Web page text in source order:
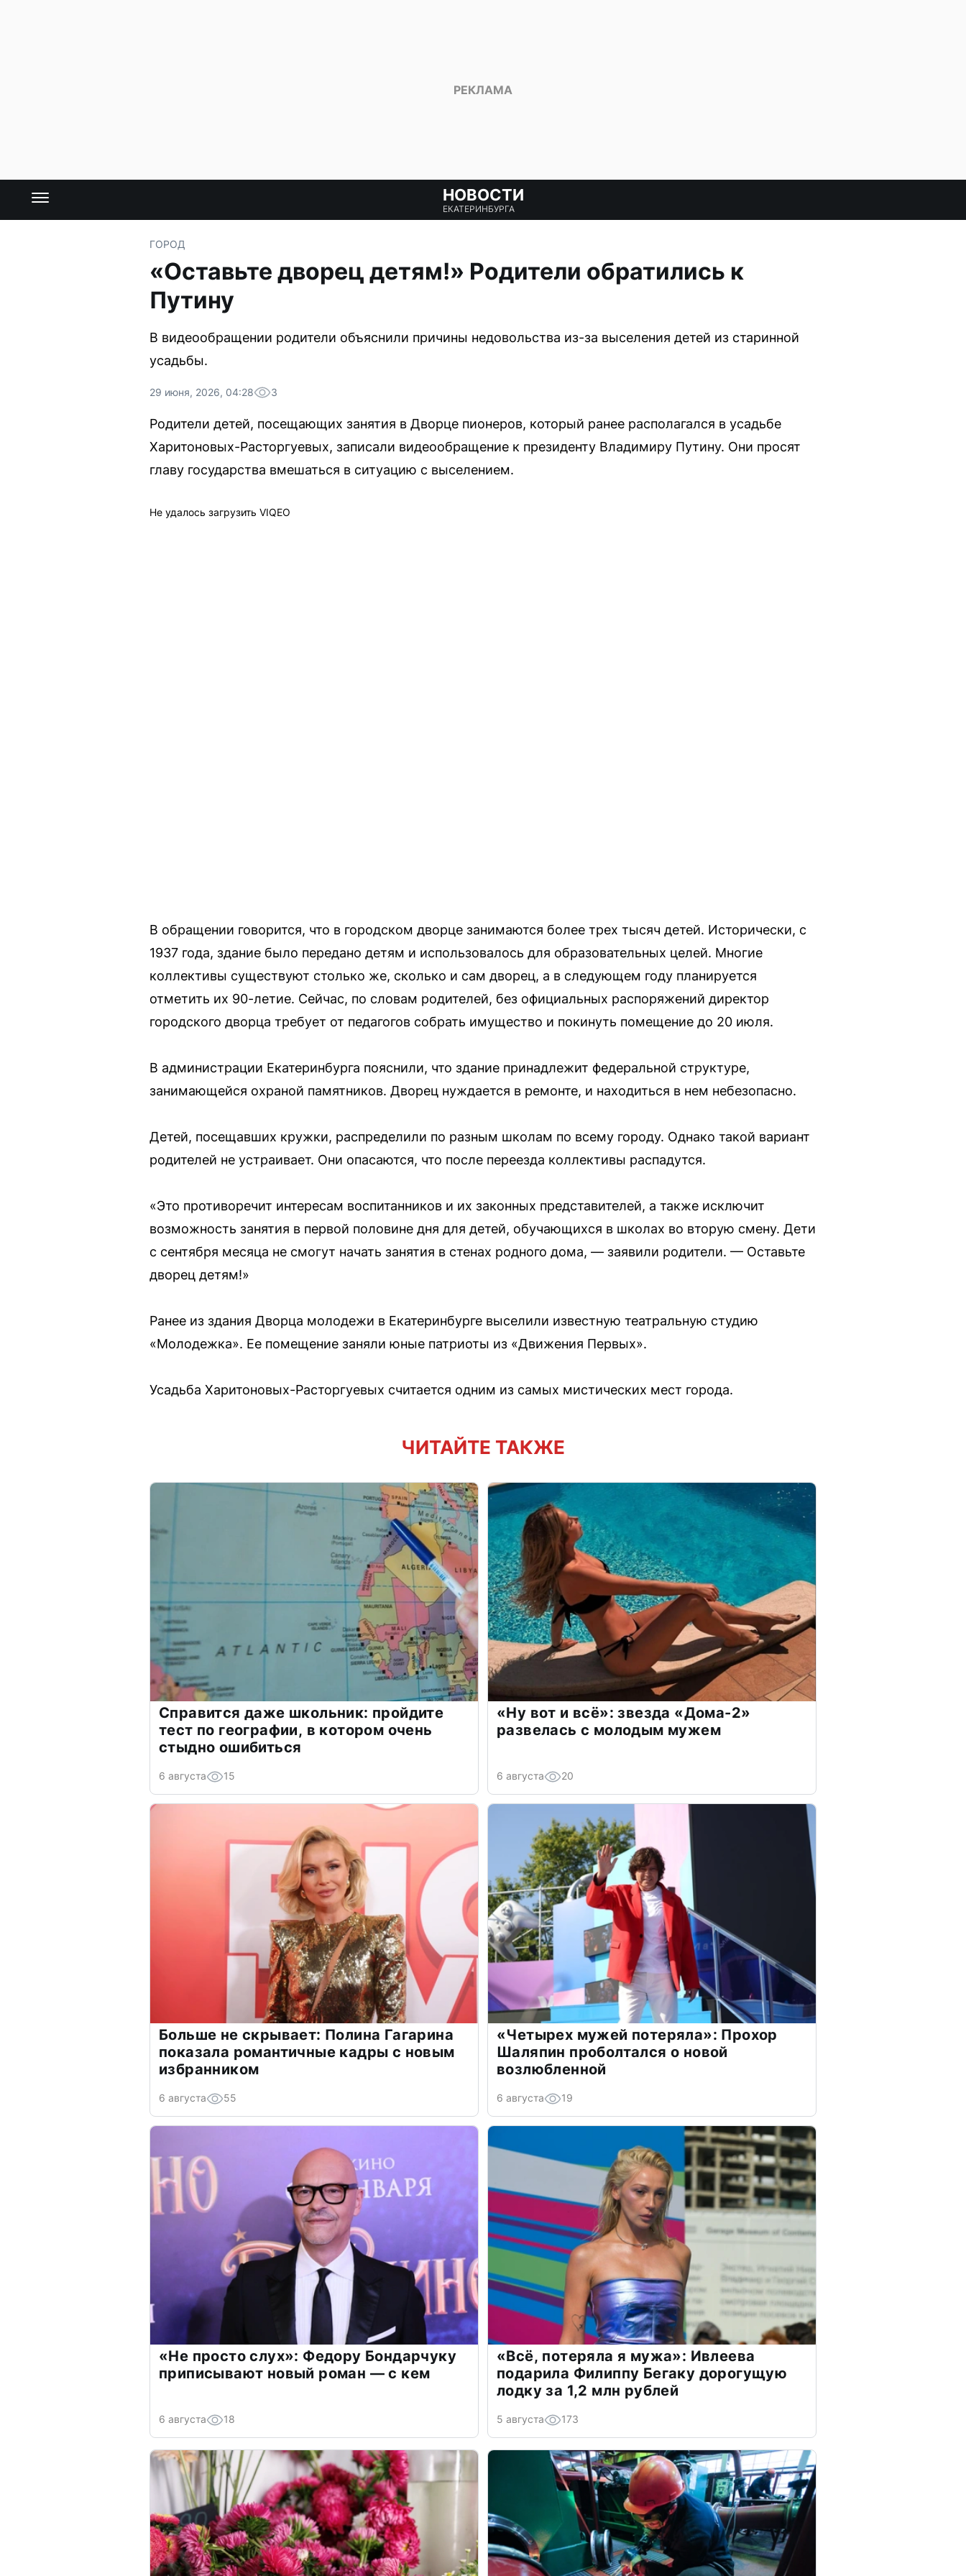
НОВОСТИ
ЕКАТЕРИНБУРГА
ГОРОД
«Оставьте дворец детям!» Родители обратились к
Путину
В видеообращении родители объяснили причины недовольства из-за выселения детей из старинной
усадьбы.
29 июня, 2026, 04:28 3
Родители детей, посещающих занятия в Дворце пионеров, который ранее располагался в усадьбе
Харитоновых-Расторгуевых, записали видеообращение к президенту Владимиру Путину. Они просят
главу государства вмешаться в ситуацию с выселением.
Не удалось загрузить VIQEO
В обращении говорится, что в городском дворце занимаются более трех тысяч детей. Исторически, с
1937 года, здание было передано детям и использовалось для образовательных целей. Многие
коллективы существуют столько же, сколько и сам дворец, а в следующем году планируется
отметить их 90-летие. Сейчас, по словам родителей, без официальных распоряжений директор
городского дворца требует от педагогов собрать имущество и покинуть помещение до 20 июля.
В администрации Екатеринбурга пояснили, что здание принадлежит федеральной структуре,
занимающейся охраной памятников. Дворец нуждается в ремонте, и находиться в нем небезопасно.
Детей, посещавших кружки, распределили по разным школам по всему городу. Однако такой вариант
родителей не устраивает. Они опасаются, что после переезда коллективы распадутся.
«Это противоречит интересам воспитанников и их законных представителей, а также исключит
возможность занятия в первой половине дня для детей, обучающихся в школах во вторую смену. Дети
с сентября месяца не смогут начать занятия в стенах родного дома, — заявили родители. — Оставьте
дворец детям!»
Ранее из здания Дворца молодежи в Екатеринбурге выселили известную театральную студию
«Молодежка». Ее помещение заняли юные патриоты из «Движения Первых».
Усадьба Харитоновых-Расторгуевых считается одним из самых мистических мест города.
ЧИТАЙТЕ ТАКЖЕ
Справится даже школьник: пройдите
тест по географии, в котором очень
стыдно ошибиться
6 августа 15
«Ну вот и всё»: звезда «Дома-2»
развелась с молодым мужем
6 августа 20
Больше не скрывает: Полина Гагарина
показала романтичные кадры с новым
избранником
6 августа 55
«Четырех мужей потеряла»: Прохор
Шаляпин проболтался о новой
возлюбленной
6 августа 19
«Не просто слух»: Федору Бондарчуку
приписывают новый роман — с кем
6 августа 18
«Всё, потеряла я мужа»: Ивлеева
подарила Филиппу Бегаку дорогущую
лодку за 1,2 млн рублей
5 августа 173